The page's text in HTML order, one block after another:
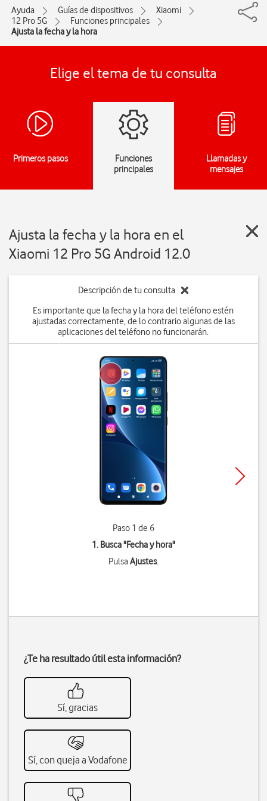
Ayuda Guías de dispositivos
Xiaomi
12 Pro 5G
Funciones principales
Ajusta la fecha y la hora
Elige el tema de tu consulta
Primeros pasos
Funciones
principales
Llamadas y
mensajes
Ajusta la fecha y la hora en el
Xiaomi 12 Pro 5G Android 12.0
Descripción de tu consulta
Es importante que la fecha y la hora del teléfono estén
ajustadas correctamente, de lo contrario algunas de las
aplicaciones del teléfono no funcionarán.
Paso 1 de 6
1. Busca "Fecha y hora"
PulsaAjustes.
¿Te ha resultado útil esta información?
Sí, gracias
Sí, con queja a Vodafone